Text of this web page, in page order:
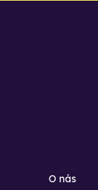
O nás